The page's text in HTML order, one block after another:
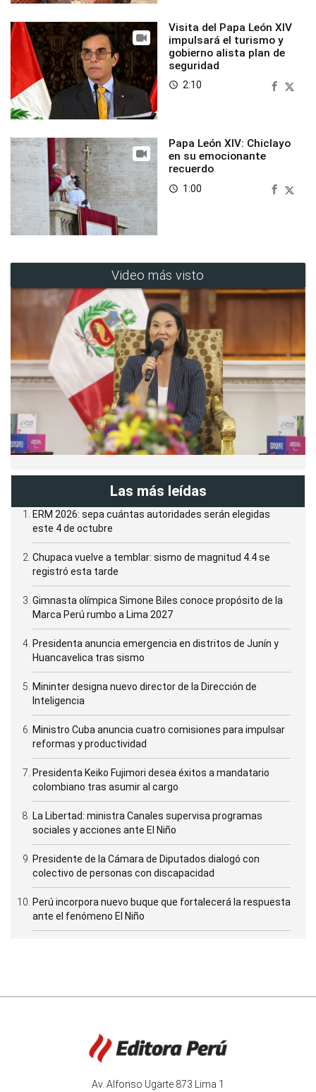
Visita del Papa León XIV
impulsará el turismo y
gobierno alista plan de
seguridad
access_time 2:10
Papa León XIV: Chiclayo
en su emocionante
recuerdo
access_time 1:00
Video más visto
Las más leídas
ERM 2026: sepa cuántas autoridades serán elegidas
este 4 de octubre
Chupaca vuelve a temblar: sismo de magnitud 4.4 se
registró esta tarde
Gimnasta olímpica Simone Biles conoce propósito de la
Marca Perú rumbo a Lima 2027
Presidenta anuncia emergencia en distritos de Junín y
Huancavelica tras sismo
Mininter designa nuevo director de la Dirección de
Inteligencia
Ministro Cuba anuncia cuatro comisiones para impulsar
reformas y productividad
Presidenta Keiko Fujimori desea éxitos a mandatario
colombiano tras asumir al cargo
La Libertad: ministra Canales supervisa programas
sociales y acciones ante El Niño
Presidente de la Cámara de Diputados dialogó con
colectivo de personas con discapacidad
Perú incorpora nuevo buque que fortalecerá la respuesta
ante el fenómeno El Niño
Av. Alfonso Ugarte 873 Lima 1